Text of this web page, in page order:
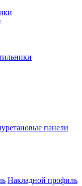
панели
Накладной профиль